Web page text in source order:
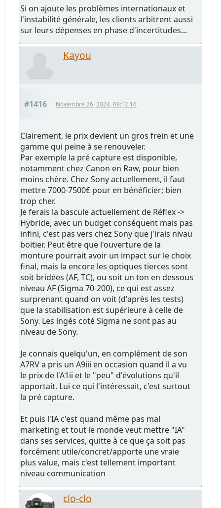
Si on ajoute les problèmes internationaux et
l'instabilité générale, les clients arbitrent aussi
sur leurs dépenses en phase d'incertitudes...
Kayou
#1416 Novembre 26, 2024, 09:12:16
Clairement, le prix devient un gros frein et une
gamme qui peine à se renouveler.
Par exemple la pré capture est disponible,
notamment chez Canon en Raw, pour bien
moins chère. Chez Sony actuellement, il faut
mettre 7000-7500€ pour en bénéficier; bien
trop cher.
Je ferais la bascule actuellement de Réflex ->
Hybride, avec un budget conséquent mais pas
infini, c'est pas vers chez Sony que j'irais nivau
boitier. Peut être que l'ouverture de la
monture pourrait avoir un impact sur le choix
final, mais la encore les optiques tierces sont
soit bridées (AF, TC), ou soit un ton en dessous
niveau AF (Sigma 70-200), ce qui est assez
surprenant quand on voit (d'après les tests)
que la stabilisation est supérieure à celle de
Sony. Les ingés coté Sigma ne sont pas au
niveau de Sony.
Je connais quelqu'un, en complément de son
A7RV a pris un A9iii en occasion quand il a vu
le prix de l'A1ii et le "peu" d'évolutions qu'il
apportait. Lui ce qui l'intéressait, c'est surtout
la pré capture.
Et puis l'IA c'est quand même pas mal
marketing et tout le monde veut mettre "IA"
dans ses services, quitte à ce que ça soit pas
forcément utile/concret/apporte une vraie
plus value, mais c'est tellement important
niveau communication
clo-clo